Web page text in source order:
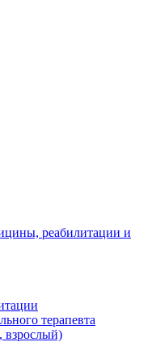
реабилитации и
терапевта
взрослый)